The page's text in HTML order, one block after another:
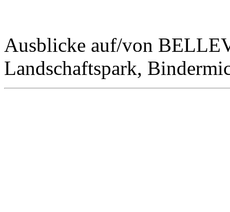
Ausblicke auf/von
Landschaftspark,